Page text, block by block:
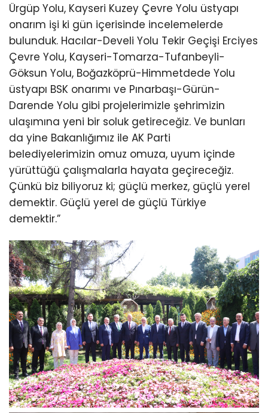
Ürgüp Yolu, Kayseri Kuzey Çevre Yolu üstyapı
onarım işi ki gün içerisinde incelemelerde
bulunduk. Hacılar-Develi Yolu Tekir Geçişi Erciyes
Çevre Yolu, Kayseri-Tomarza-Tufanbeyli-
Göksun Yolu, Boğazköprü-Himmetdede Yolu
üstyapı BSK onarımı ve Pınarbaşı-Gürün-
Darende Yolu gibi projelerimizle şehrimizin
ulaşımına yeni bir soluk getireceğiz. Ve bunları
da yine Bakanlığımız ile AK Parti
belediyelerimizin omuz omuza, uyum içinde
yürüttüğü çalışmalarla hayata geçireceğiz.
Çünkü biz biliyoruz ki; güçlü merkez, güçlü yerel
demektir. Güçlü yerel de güçlü Türkiye
demektir.”